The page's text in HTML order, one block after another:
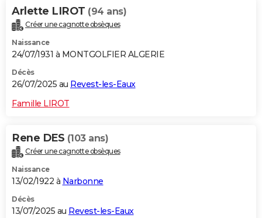
Arlette LIROT (94 ans)
Créer une cagnotte obsèques
Naissance
24/07/1931 à MONTGOLFIER ALGERIE
Décès
26/07/2025 au Revest-les-Eaux
Famille LIROT
Rene DES (103 ans)
Créer une cagnotte obsèques
Naissance
13/02/1922 à Narbonne
Décès
13/07/2025 au Revest-les-Eaux